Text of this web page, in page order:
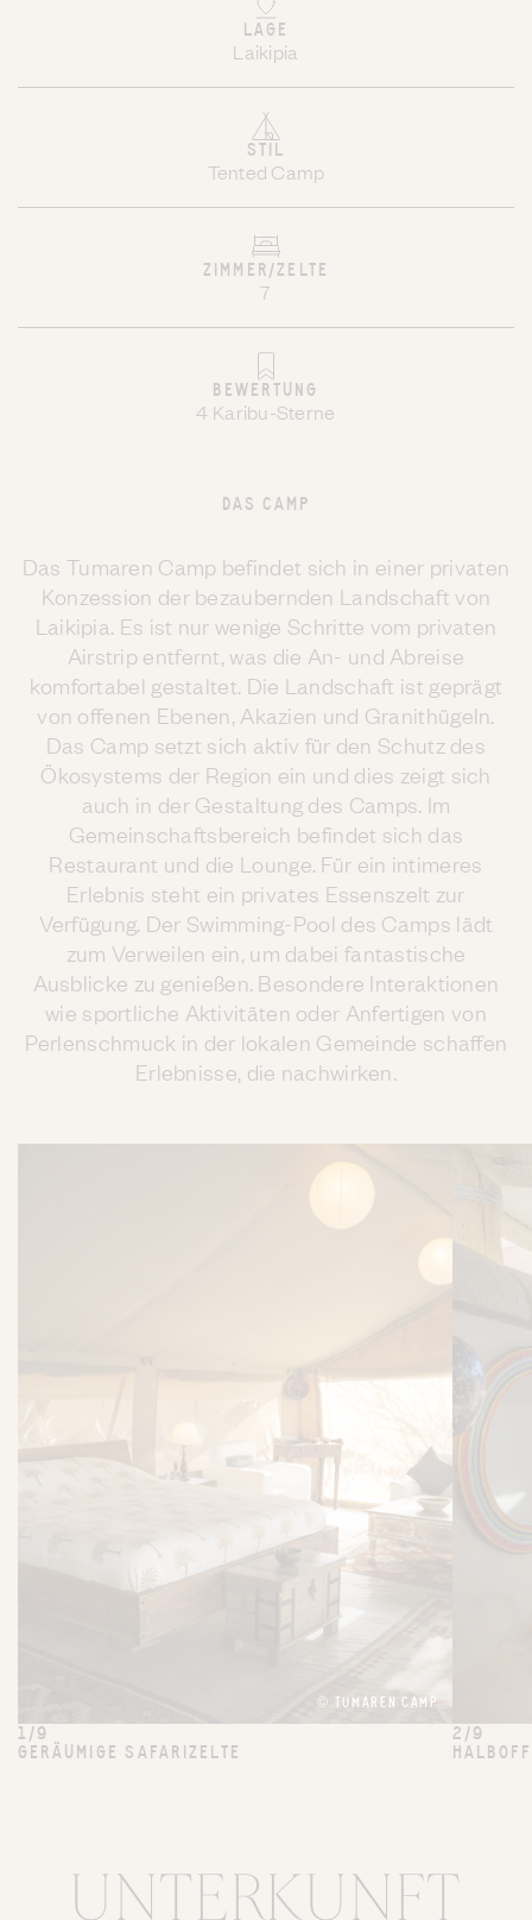
LAGE
Laikipia
STIL
Tented Camp
ZIMMER/ZELTE
7
BEWERTUNG
4 Karibu-Sterne
DAS CAMP
Das Tumaren Camp befindet sich in einer privaten
Konzession der bezaubernden Landschaft von
Laikipia. Es ist nur wenige Schritte vom privaten
Airstrip entfernt, was die An- und Abreise
komfortabel gestaltet. Die Landschaft ist geprägt
von offenen Ebenen, Akazien und Granithügeln.
Das Camp setzt sich aktiv für den Schutz des
Ökosystems der Region ein und dies zeigt sich
auch in der Gestaltung des Camps. Im
Gemeinschaftsbereich befindet sich das
Restaurant und die Lounge. Für ein intimeres
Erlebnis steht ein privates Essenszelt zur
Verfügung. Der Swimming-Pool des Camps lädt
zum Verweilen ein, um dabei fantastische
Ausblicke zu genießen. Besondere Interaktionen
wie sportliche Aktivitäten oder Anfertigen von
Perlenschmuck in der lokalen Gemeinde schaffen
Erlebnisse, die nachwirken.
© TUMAREN CAMP
1/9
GERÄUMIGE SAFARIZELTE
2/9